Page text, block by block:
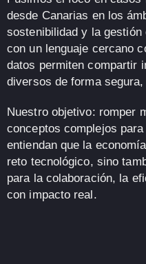
desde Canarias en los
sostenibilidad y la gestión
con un lenguaje cercano
datos permiten compartir
diversos de forma
Nuestro objetivo: romper
conceptos complejos
entiendan que la
reto tecnológico, sino
para la colaboración, la
con impacto real.